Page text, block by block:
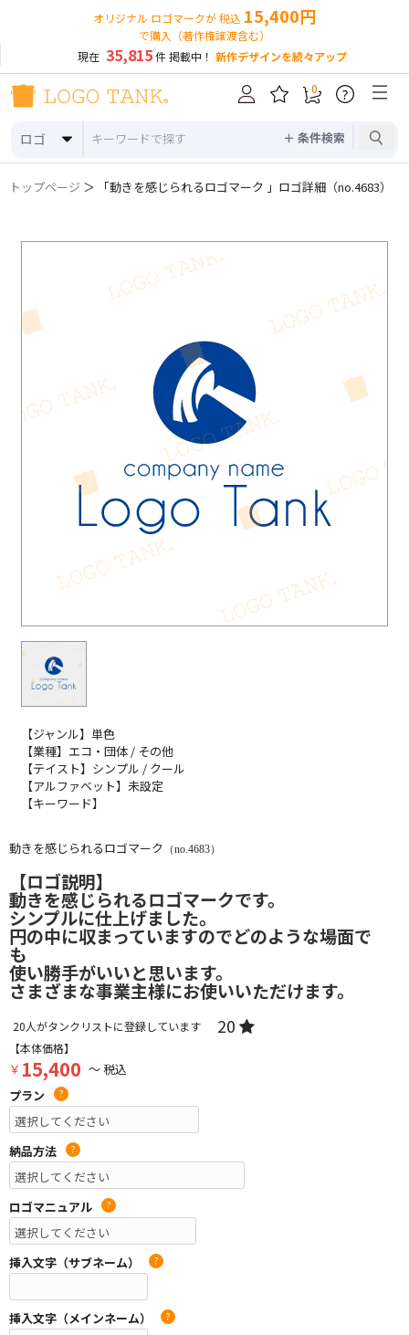
オリジナル ロゴマークが 税込 15,400円
で購入（著作権譲渡含む）
現在 35,815件 掲載中！ 新作デザインを続々アップ
ロゴ ＋ 条件検索
0 ?
トップページ ＞ 「動きを感じられるロゴマーク 」ロゴ詳細（no.4683）
【ジャンル】単色
【業種】エコ・団体 / その他
【テイスト】シンプル / クール
【アルファベット】未設定
【キーワード】
動きを感じられるロゴマーク （no.4683）
【ロゴ説明】
動きを感じられるロゴマークです。
シンプルに仕上げました。
円の中に収まっていますのでどのような場面で
も
使い勝手がいいと思います。
さまざまな事業主様にお使いいただけます。
20人がタンクリストに登録しています 20
【本体価格】
￥ 15,400 ～ 税込
プラン
?
納品方法 ?
ロゴマニュアル ?
挿入文字（サブネーム） ?
挿入文字（メインネーム） ?